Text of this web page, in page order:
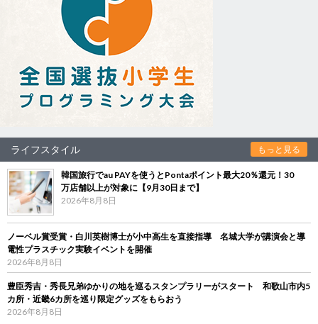
ライフスタイル もっと見る
韓国旅行でau PAYを使うとPontaポイント最大20％還元！30
万店舗以上が対象に【9月30日まで】
2026年8月8日
ノーベル賞受賞・白川英樹博士が小中高生を直接指導 名城大学が講演会と導
電性プラスチック実験イベントを開催
2026年8月8日
豊臣秀吉・秀長兄弟ゆかりの地を巡るスタンプラリーがスタート 和歌山市内5
カ所・近畿6カ所を巡り限定グッズをもらおう
2026年8月8日